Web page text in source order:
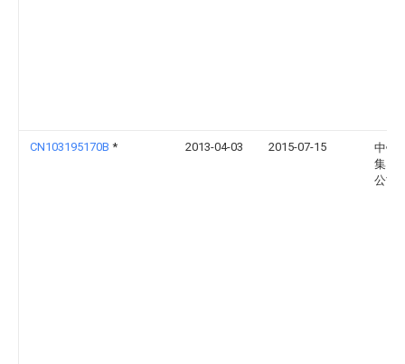
CN103195170B * 2013-04-03 2015-07-15
中铁
集团
公司